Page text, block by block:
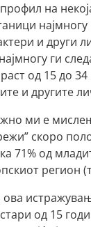
на
најмногу
и други
ги
од 15 до
и другите
ми е
скоро
71% од
регион
од 15